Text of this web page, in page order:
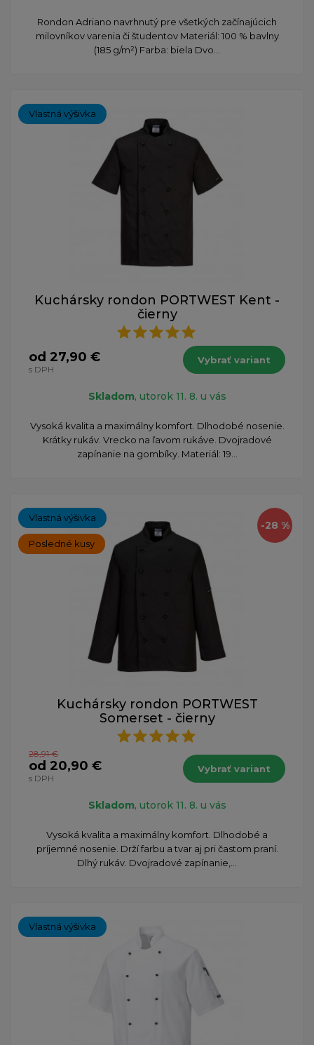
Rondon Adriano navrhnutý pre všetkých začínajúcich
milovníkov varenia či študentov Materiál: 100 % bavlny
(185 g/m²) Farba: biela Dvo...
Vlastná výšivka
Kuchársky rondon PORTWEST Kent -
čierny
od 27,90 €
s DPH
Vybrať variant
Skladom, utorok 11. 8. u vás
Vysoká kvalita a maximálny komfort. Dlhodobé nosenie.
Krátky rukáv. Vrecko na ľavom rukáve. Dvojradové
zapínanie na gombíky. Materiál: 19...
-28 %
Vlastná výšivka
Posledné kusy
Kuchársky rondon PORTWEST
Somerset - čierny
28,91 €
od 20,90 €
s DPH
Vybrať variant
Skladom, utorok 11. 8. u vás
Vysoká kvalita a maximálny komfort. Dlhodobé a
príjemné nosenie. Drží farbu a tvar aj pri častom praní.
Dlhý rukáv. Dvojradové zapínanie,...
Vlastná výšivka